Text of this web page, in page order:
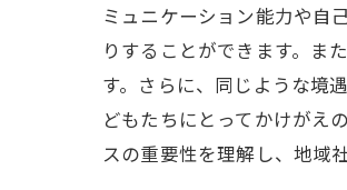
ミュニケーション能力や自
りすることができます。ま
す。さらに、同じような境
どもたちにとってかけがえ
スの重要性を理解し、地域